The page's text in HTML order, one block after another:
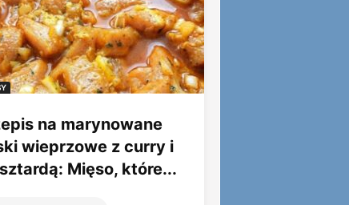
na marynowane
wieprzowe z curry i
Mięso, które...